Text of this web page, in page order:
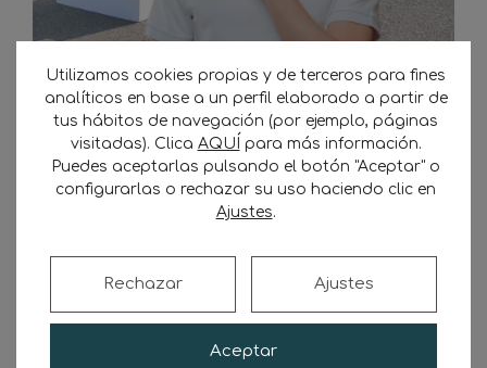
Cooperativas a Módulos, ¿Son
Legales?
18 de julio de 2024 porTransporte Sostenible
Si son legales las cooperativas que operan
bajo el régimen de módulos es un tema de
interés y debate. En el sector del transporte
de mercancías por carretera en España, los
principales: el régimen de módulos y el de
Utilizamos cookies propias y de terceros para fines
analíticos en base a un perfil elaborado a partir de
tus hábitos de navegación (por ejemplo, páginas
visitadas). Clica AQUÍ para más información.
Puedes aceptarlas pulsando el botón "Aceptar" o
configurarlas o rechazar su uso haciendo clic en
Ajustes.
Aceptar
Rechazar Ajustes